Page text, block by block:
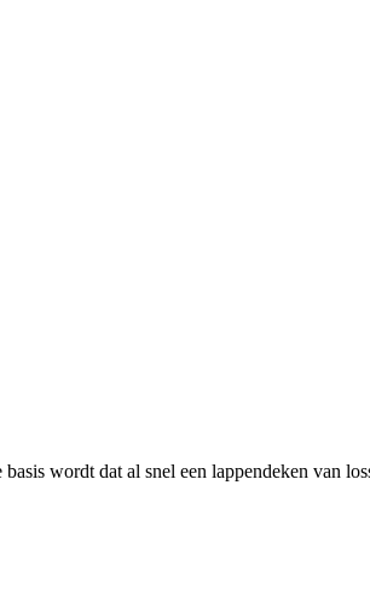
wordt dat al snel een lappendeken van